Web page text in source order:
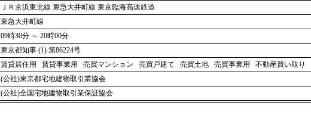
ＪＲ京浜東北線 東急大井町線 東京臨海高速鉄道
東急大井町線
09時30分 ～ 20時00分
東京都知事 (1) 第86224号
賃貸居住用 賃貸事業用 売買マンション 売買戸建て 売買土地 売買事業用 不動産買い取り
(公社)東京都宅地建物取引業協会
(公社)全国宅地建物取引業保証協会